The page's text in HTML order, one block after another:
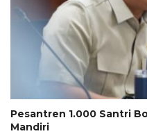
Pesantren 1.000 Santri
Mandiri